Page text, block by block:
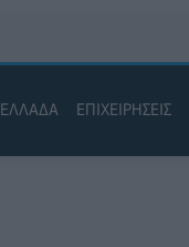
ΕΛΛΑΔΑ ΕΠΙΧΕΙΡΗΣΕΙΣ